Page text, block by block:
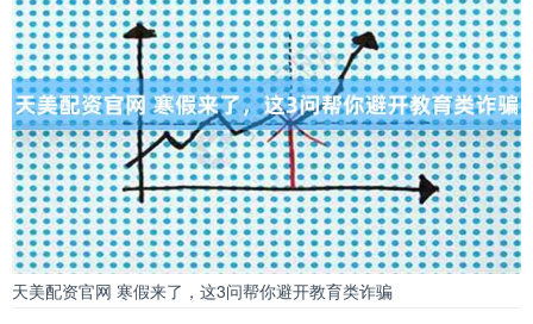
天美配资官网 寒假来了，这3问帮你避开教育类诈骗